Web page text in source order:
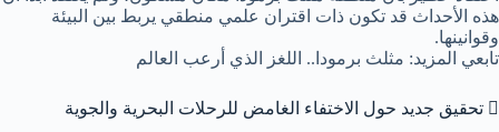
هذه الأحداث قد تكون ذات اقتران علمي منطقي يربط بين البيئة
وقوانينها.
تابعي المزيد: مثلث برمودا.. اللغز الذي أرعب العالم
 تحقيق جديد حول الاختفاء الغامض للرحلات البحرية والجوية